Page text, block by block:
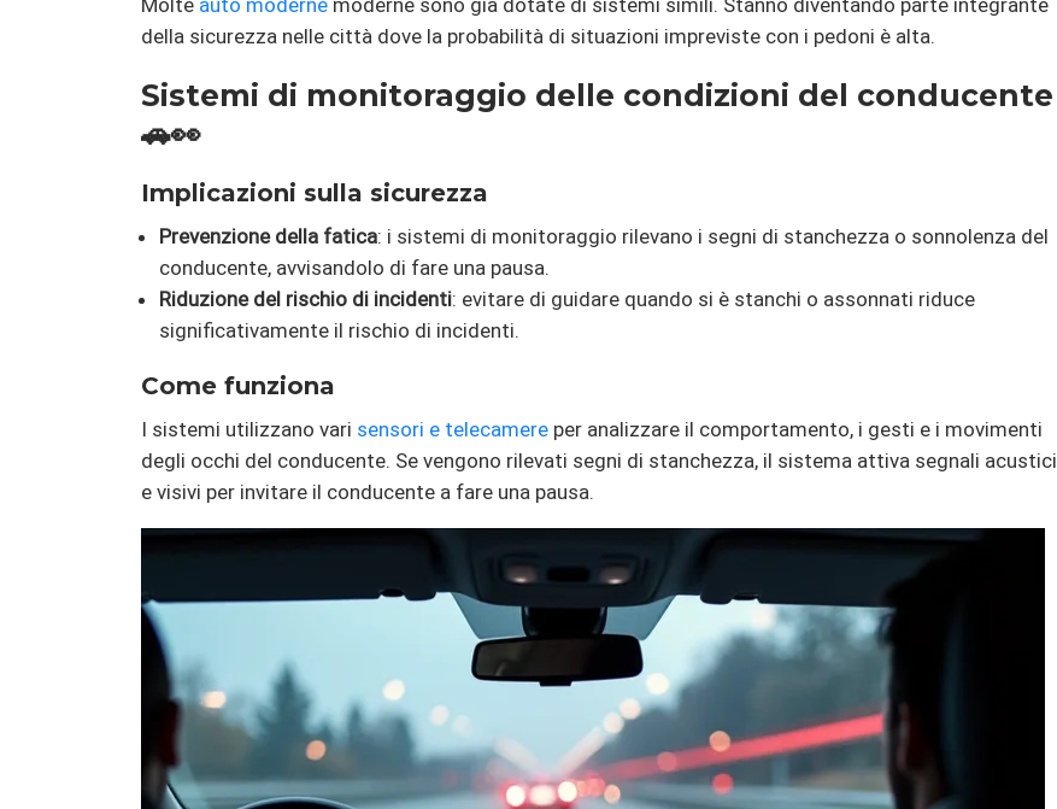
Molte auto moderne moderne sono già dotate di sistemi simili. Stanno diventando parte integrante
della sicurezza nelle città dove la probabilità di situazioni impreviste con i pedoni è alta.
Sistemi di monitoraggio delle condizioni del conducente
🚗👀
Implicazioni sulla sicurezza
Prevenzione della fatica: i sistemi di monitoraggio rilevano i segni di stanchezza o sonnolenza del
conducente, avvisandolo di fare una pausa.
Riduzione del rischio di incidenti: evitare di guidare quando si è stanchi o assonnati riduce
significativamente il rischio di incidenti.
Come funziona
I sistemi utilizzano vari sensori e telecamere per analizzare il comportamento, i gesti e i movimenti
degli occhi del conducente. Se vengono rilevati segni di stanchezza, il sistema attiva segnali acustici
e visivi per invitare il conducente a fare una pausa.